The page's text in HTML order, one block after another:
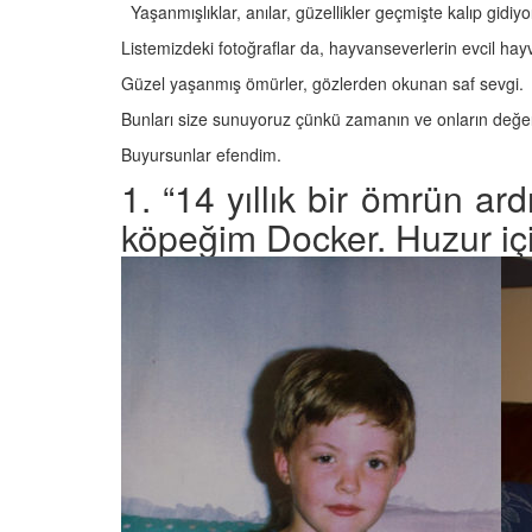
Yaşanmışlıklar, anılar, güzellikler geçmişte kalıp
Listemizdeki fotoğraflar da, hayvanseverlerin evcil
Güzel yaşanmış ömürler, gözlerden okunan saf sevgi.
Bunları size sunuyoruz çünkü zamanın ve onların
Buyursunlar efendim.
1. “14 yıllık bir ömrün
köpeğim Docker. Huzur
27.05.2020
Sahnede Eşlik
Sokak Köpeğini
Döndüren İnsanlar ve
Son Hali
22.05.2020
Kimselerin
26.05.2020
Canavar Diye İlan
Kedinin Muhteşem
Dönüş Hikayesi
26.05.2020